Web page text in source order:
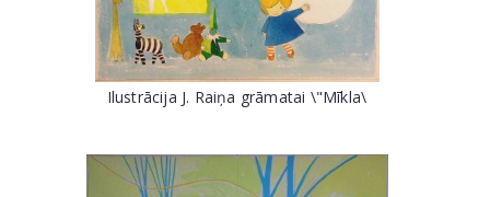
Ilustrācija J. Raiņa grāmatai \"Mīkla\